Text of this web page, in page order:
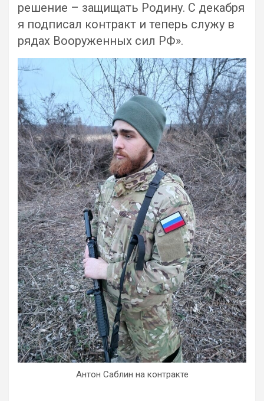
решение – защищать Родину. С декабря
я подписал контракт и теперь служу в
рядах Вооруженных сил РФ».
Антон Саблин на контракте